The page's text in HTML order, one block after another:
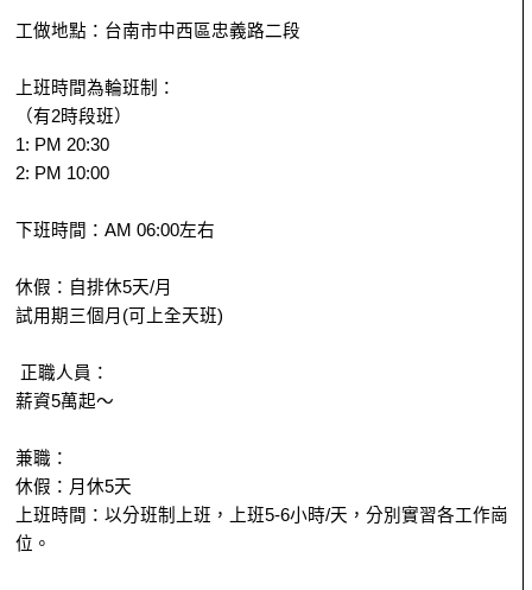
工做地點：台南市中西區忠義路二段
上班時間為輪班制：
（有2時段班）
1: PM 20:30
2: PM 10:00
下班時間：AM 06:00左右
休假：自排休5天/月
試用期三個月(可上全天班)
正職人員：
薪資5萬起～
兼職：
休假：月休5天
上班時間：以分班制上班，上班5-6小時/天，分別實習各工作崗
位。